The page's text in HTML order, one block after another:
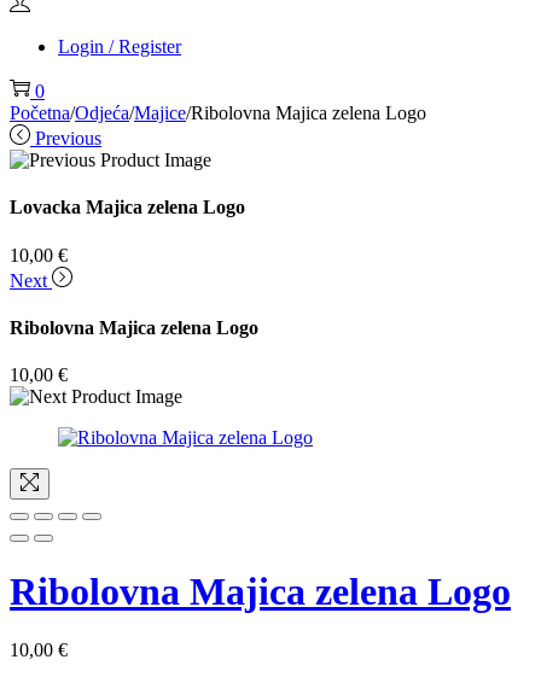
Login / Register
0
Početna/Odjeća/Majice/Ribolovna Majica zelena Logo
Previous
Lovacka Majica zelena Logo
10,00 €
Next
Ribolovna Majica zelena Logo
10,00 €
Ribolovna Majica zelena Logo
10,00 €